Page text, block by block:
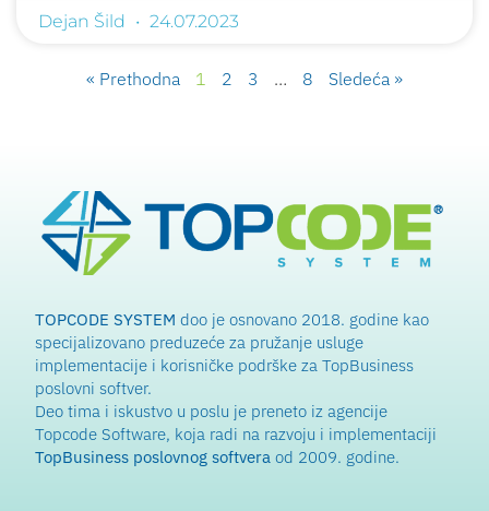
Dejan Šild 24.07.2023
« Prethodna 1 2 3 … 8 Sledeća »
TOPCODE SYSTEM doo je osnovano 2018. godine kao
specijalizovano preduzeće za pružanje usluge
implementacije i korisničke podrške za TopBusiness
poslovni softver.
Deo tima i iskustvo u poslu je preneto iz agencije
Topcode Software, koja radi na razvoju i implementaciji
TopBusiness poslovnog softvera od 2009. godine.